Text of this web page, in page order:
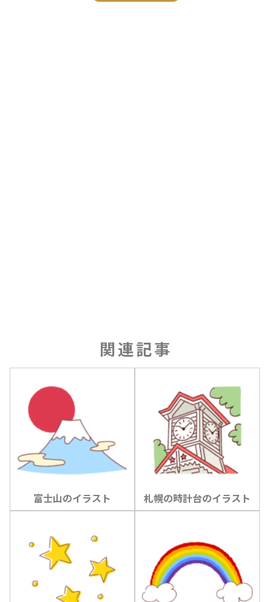
関連記事
富士山のイラスト 札幌の時計台のイラスト